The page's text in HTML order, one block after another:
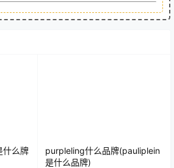
什么牌
purpleling什么品牌(pauliplein
是什么品牌)